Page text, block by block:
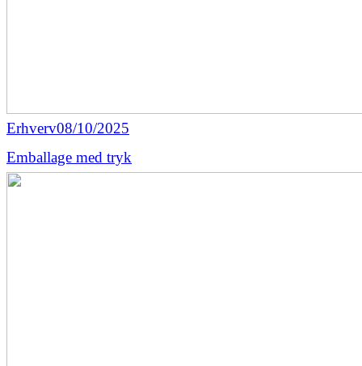
Erhverv08/10/2025
Emballage med tryk